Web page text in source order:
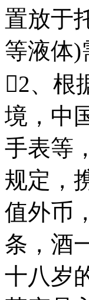
置放于
等液体)
2、根
境，中
手表等
规定，
值外币
条，酒
十八岁